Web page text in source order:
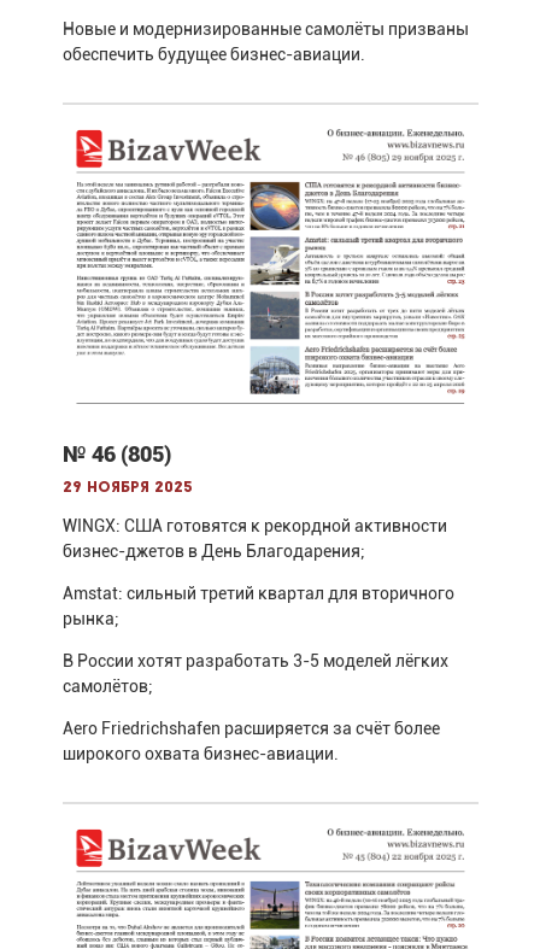
Новые и модернизированные самолёты призваны
обеспечить будущее бизнес-авиации.
№ 46 (805)
29 ноября 2025
WINGX: США готовятся к рекордной активности
бизнес-джетов в День Благодарения;
Amstat: сильный третий квартал для вторичного
рынка;
В России хотят разработать 3-5 моделей лёгких
самолётов;
Aero Friedrichshafen расширяется за счёт более
широкого охвата бизнес-авиации.